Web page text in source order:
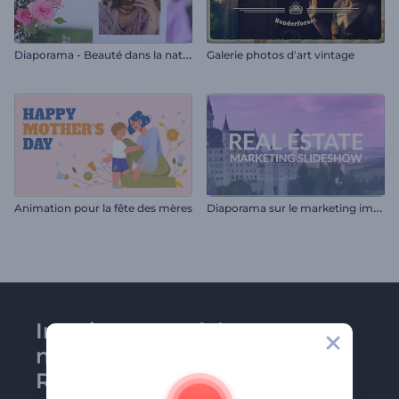
D
iaporama - Beauté dans la nature Galerie photos d'art vintage
Animation pour la fête des mères D
iaporama sur le marketing immobilier
Inscrivez-vous à la
newsletter de
Renderforest